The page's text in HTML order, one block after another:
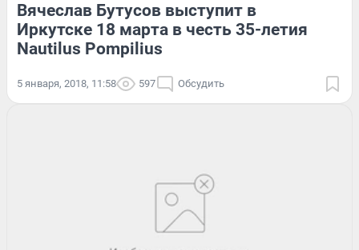
Вячеслав Бутусов выступит в
Иркутске 18 марта в честь 35-летия
Nautilus Pompilius
5 января, 2018, 11:58 597 Обсудить